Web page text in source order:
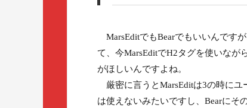
MarsEditでもBearでもいいんです
て、今MarsEditでH2タグを使いなが
がほしいんですよね。
厳密に言うとMarsEditは3の時にユ
は使えないみたいですし、Bearにそ